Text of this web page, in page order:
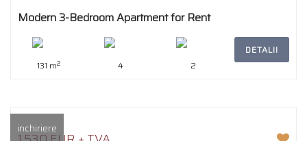
Modern 3-Bedroom Apartment for Rent
131 m2 4 2
DETALII
inchiriere